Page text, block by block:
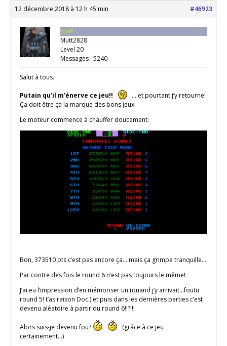
12 décembre 2018 à 12 h 45 min #46923
Staff
Mutt2828
Level 20
Messages : 5240
Salut à tous.
Putain qu’il m’énerve ce jeu!!
….et pourtant j’y retourne!
Ça doit être ça la marque des bons jeux.
Le moteur commence à chauffer doucement:
Bon, 373510 pts c’est pas encore ça… mais ça grimpe tranquille…
Par contre des fois le round 6 n’est pas toujours le même!
J’ai eu l’impression d’en mémoriser un (quand j’y arrivait…foutu
round 5! t’as raison Doc.) et puis dans les dernières parties c’est
devenu aléatoire à partir du round 6!!?!!!
Alors suis-je devenu fou?
(grâce à ce jeu
certainement…)